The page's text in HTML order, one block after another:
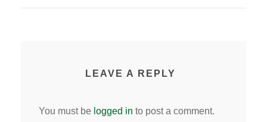
LEAVE A REPLY
You must be logged in to post a comment.